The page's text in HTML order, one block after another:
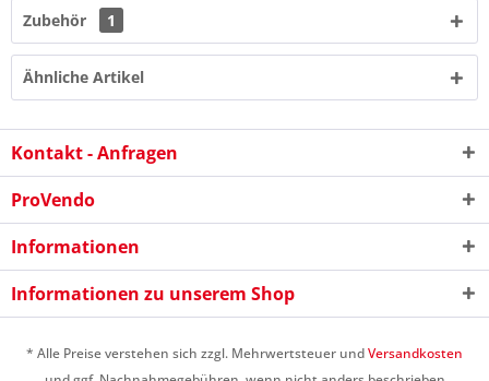
9 - 2 = ?
Zubehör 1
Ähnliche Artikel
Kontakt - Anfragen
ProVendo
Informationen
Informationen zu unserem Shop
* Alle Preise verstehen sich zzgl. Mehrwertsteuer undVersandkosten